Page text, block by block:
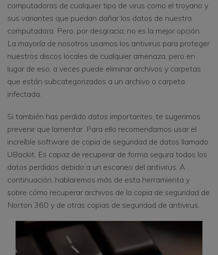
Otros Productos
Repairit - Reparar Datos
computadoras de cualquier tipo de virus como el troyano y
sus variantes que puedan dañar los datos de nuestra
computadora. Pero, por desgracia, no es la mejor opción.
La mayoría de nosotros usamos los antivirus para proteger
nuestros discos locales de cualquier amenaza, pero en
lugar de eso, a veces puede eliminar archivos y carpetas
que están subcategorizados a un archivo o carpeta
infectada.
Si también has perdido datos importantes, te sugerimos
prevenir que lamentar. Para ello recomendamos usar el
increíble software de copia de seguridad de datos llamado
UBackit. Es capaz de recuperar de forma segura todos los
datos perdidos debido a un escaneo del antivirus. A
continuación, hablaremos más de esta herramienta y
sobre cómo recuperar archivos de la copia de seguridad de
Norton 360 y de otras copias de seguridad de antivirus.